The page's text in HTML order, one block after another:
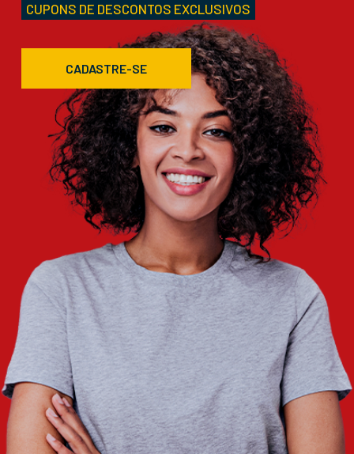
CUPONS DE DESCONTOS EXCLUSIVOS
CADASTRE-SE